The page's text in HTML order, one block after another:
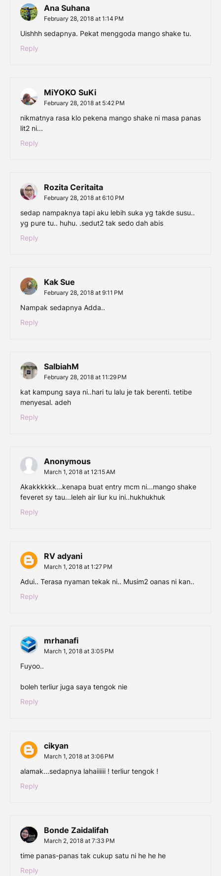
Ana Suhana
February 28, 2018 at 1:14 PM
Uishhh sedapnya. Pekat menggoda mango shake tu.
Reply
MiYOKO SuKi
February 28, 2018 at 5:42 PM
nikmatnya rasa klo pekena mango shake ni masa panas
lit2 ni...
Reply
Rozita Ceritaita
February 28, 2018 at 6:10 PM
sedap nampaknya tapi aku lebih suka yg takde susu..
yg pure tu.. huhu. .sedut2 tak sedo dah abis
Reply
Kak Sue
February 28, 2018 at 9:11 PM
Nampak sedapnya Adda..
Reply
SalbiahM
February 28, 2018 at 11:29 PM
kat kampung saya ni..hari tu lalu je tak berenti. tetibe
menyesal. adeh
Reply
Anonymous
March 1, 2018 at 12:15 AM
Akakkkkkk...kenapa buat entry mcm ni...mango shake
feveret sy tau...leleh air liur ku ini..hukhukhuk
Reply
RV adyani
March 1, 2018 at 1:27 PM
Adui.. Terasa nyaman tekak ni.. Musim2 oanas ni kan..
Reply
mrhanafi
March 1, 2018 at 3:05 PM
Fuyoo..
boleh terliur juga saya tengok nie
Reply
cikyan
March 1, 2018 at 3:06 PM
alamak...sedapnya lahaiiiiii ! terliur tengok !
Reply
Bonde Zaidalifah
March 2, 2018 at 7:33 PM
time panas-panas tak cukup satu ni he he he
Reply